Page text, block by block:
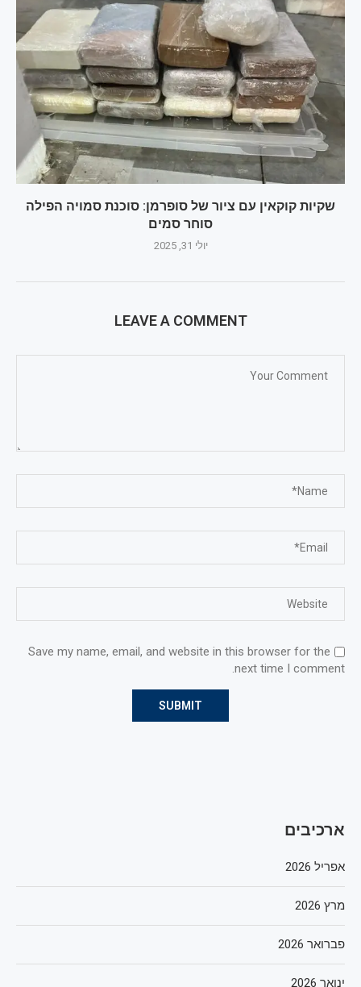
שקיות קוקאין עם ציור של סופרמן: סוכנת סמויה הפילה
סוחר סמים
יולי 31, 2025
LEAVE A COMMENT
Save my name, email, and website in this browser for the
next time I comment.
ארכיבים
אפריל 2026
מרץ 2026
פברואר 2026
ינואר 2026